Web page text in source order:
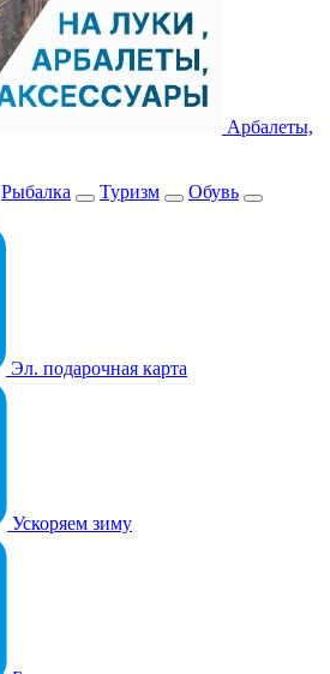
Арбалеты,
Рыбалка Туризм
Обувь
Эл. подарочная карта
Ускоряем зиму